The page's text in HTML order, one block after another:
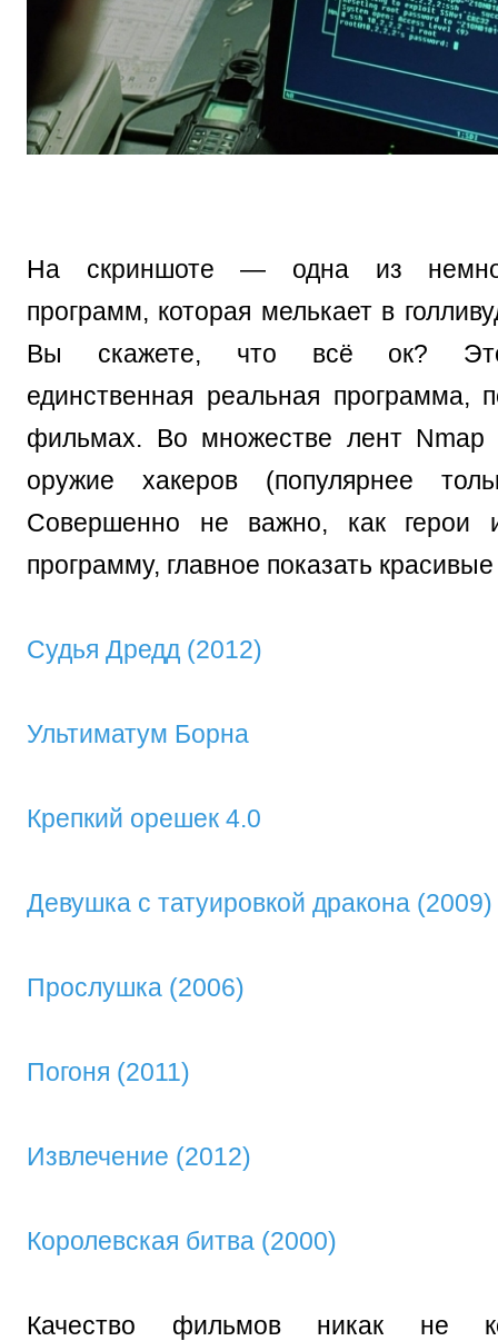
На скриншоте — одна из
программ, которая мелькает в
Вы скажете, что всё ок? Это
единственная реальная программа,
фильмах. Во множестве лент Nmap
оружие хакеров (популярнее
Совершенно не важно, как герои
программу, главное показать
Судья Дредд (2012)
Ультиматум Борна
Крепкий орешек 4.0
Девушка с татуировкой дракона (2009)
Прослушка (2006)
Погоня (2011)
Извлечение (2012)
Королевская битва (2000)
Качество фильмов никак не